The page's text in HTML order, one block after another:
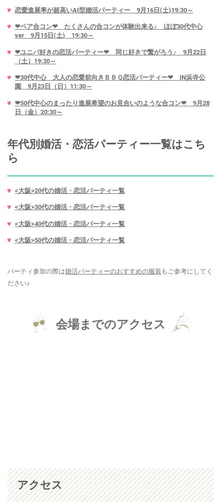
恋愛進展率が超高いAI型婚活パーティー 9月16日(土)19:30～
❤ペア合コン❤ たくさんの合コンが体験出来る♪ ほぼ30代中心
ver 9月15日(土) 19:30～
❤ユニバ好きの恋活パーティー❤ 同じ好きで繋がろう♪ 9月22日
（土）19:30～
❤30代中心 大人の恋愛前向きＢＢＱ恋活パーティー❤ IN浜寺公
園 9月23日（日）11:30～
❤50代中心のまったり進展希望のお見合いのような合コン❤ 9月28
日（金）20:30～
年代別婚活・恋活パーティー一覧はこち
ら
<大阪>20代の婚活・恋活パーティ一覧
<大阪>30代の婚活・恋活パーティ一覧
<大阪>40代の婚活・恋活パーティ一覧
<大阪>50代の婚活・恋活パーティ一覧
パーティ参加の際は婚活パーティーのおすすめの服装 もご参考にしてく
ださい♪
会場までのアクセス
アクセス